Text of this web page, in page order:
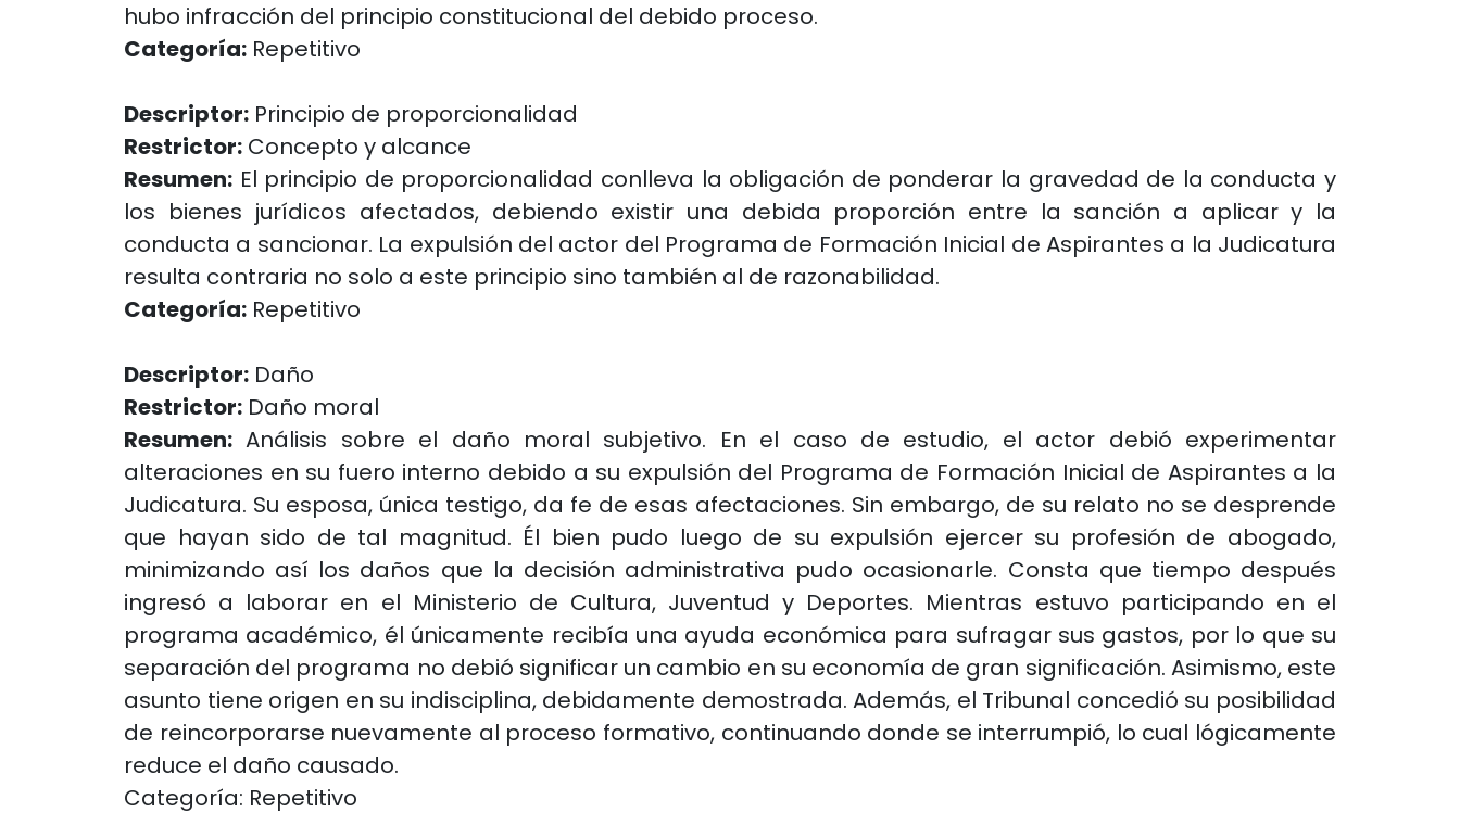
hubo infracción del principio constitucional del debido proceso.
Categoría: Repetitivo
Descriptor: Principio de proporcionalidad
Restrictor: Concepto y alcance
Resumen: El principio de proporcionalidad conlleva la obligación de ponderar la gravedad de la conducta y
los bienes jurídicos afectados, debiendo existir una debida proporción entre la sanción a aplicar y la
conducta a sancionar. La expulsión del actor del Programa de Formación Inicial de Aspirantes a la Judicatura
resulta contraria no solo a este principio sino también al de razonabilidad.
Categoría: Repetitivo
Descriptor: Daño
Restrictor: Daño moral
Resumen: Análisis sobre el daño moral subjetivo. En el caso de estudio, el actor debió experimentar
alteraciones en su fuero interno debido a su expulsión del Programa de Formación Inicial de Aspirantes a la
Judicatura. Su esposa, única testigo, da fe de esas afectaciones. Sin embargo, de su relato no se desprende
que hayan sido de tal magnitud. Él bien pudo luego de su expulsión ejercer su profesión de abogado,
minimizando así los daños que la decisión administrativa pudo ocasionarle. Consta que tiempo después
ingresó a laborar en el Ministerio de Cultura, Juventud y Deportes. Mientras estuvo participando en el
programa académico, él únicamente recibía una ayuda económica para sufragar sus gastos, por lo que su
separación del programa no debió significar un cambio en su economía de gran significación. Asimismo, este
asunto tiene origen en su indisciplina, debidamente demostrada. Además, el Tribunal concedió su posibilidad
de reincorporarse nuevamente al proceso formativo, continuando donde se interrumpió, lo cual lógicamente
reduce el daño causado.
Categoría: Repetitivo